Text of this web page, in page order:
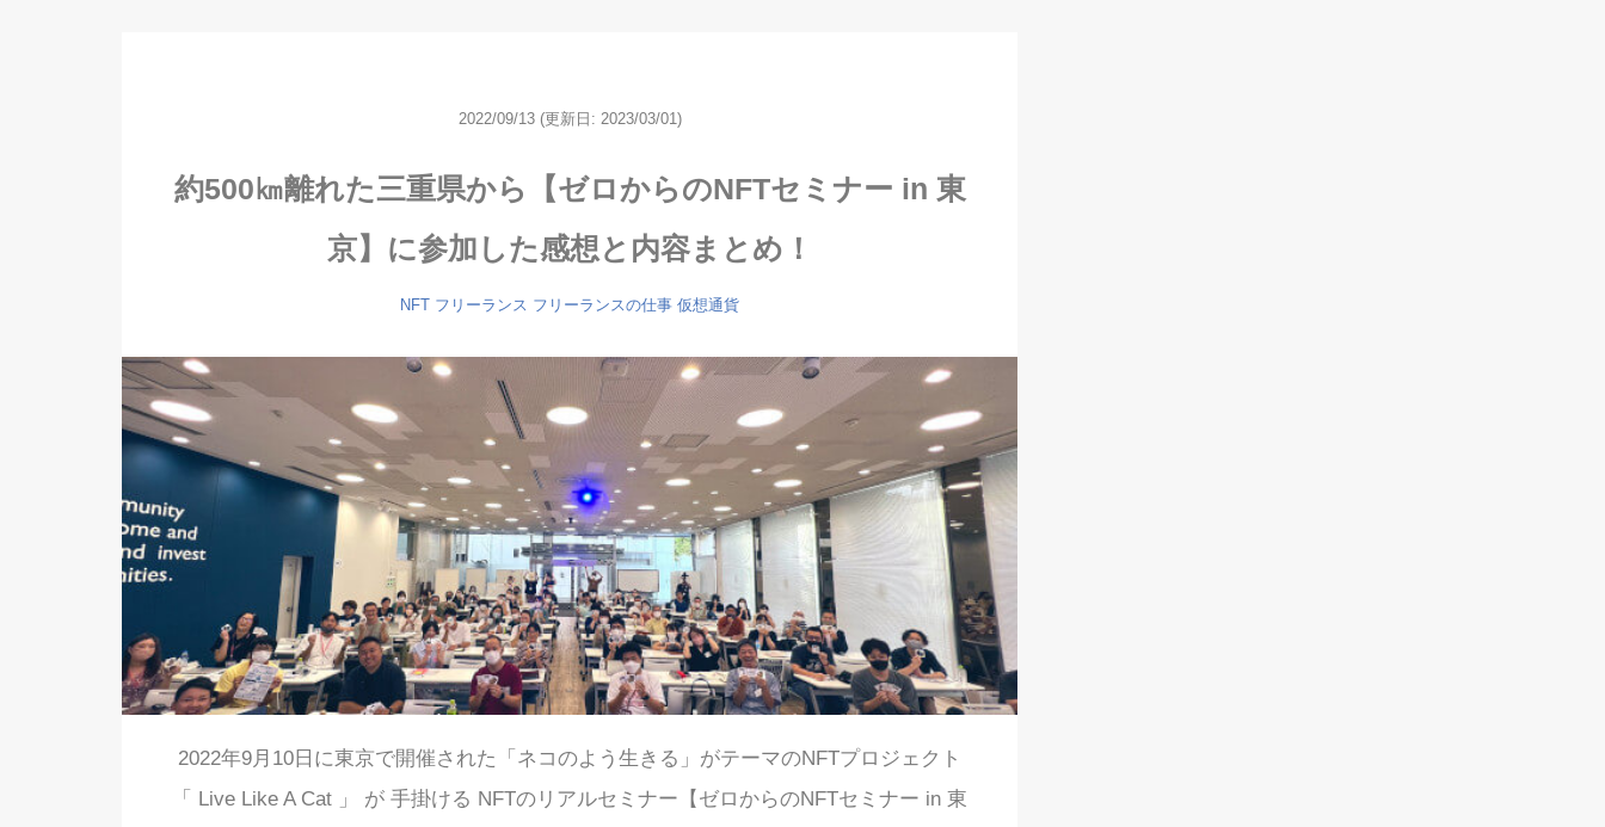
2022/09/13 (更新日: 2023/03/01)
約500㎞離れた三重県から【ゼロからのNFTセミナー in 東
京】に参加した感想と内容まとめ！
NFT フリーランス フリーランスの仕事 仮想通貨
2022年9月10日に東京で開催された「ネコのよう生きる」がテーマのNFTプロジェクト
「 Live Like A Cat 」 が 手掛ける NFTのリアルセミナー【ゼロからのNFTセミナー in 東